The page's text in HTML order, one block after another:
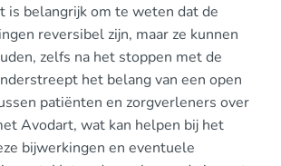
is belangrijk om te weten dat de
reversibel zijn, maar ze kunnen
zelfs na het stoppen met de
het belang van een open
patiënten en zorgverleners over
Avodart, wat kan helpen bij het
bijwerkingen en eventuele